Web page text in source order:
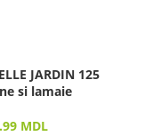
JARDIN 125
si lamaie
MDL